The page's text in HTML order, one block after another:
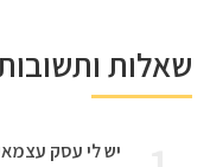
שאלות
יש לי עסק